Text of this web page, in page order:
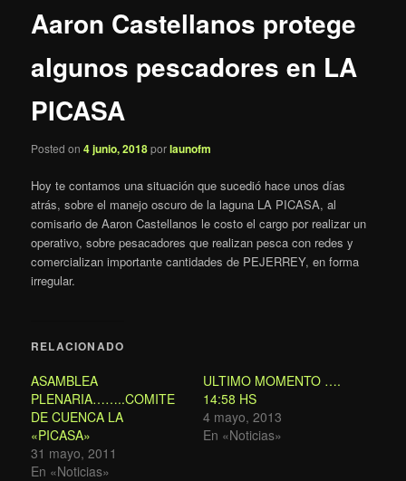
Aaron Castellanos protege
algunos pescadores en LA
PICASA
Posted on4 junio, 2018porlaunofm
Hoy te contamos una situación que sucedió hace unos días
atrás, sobre el manejo oscuro de la laguna LA PICASA, al
comisario de Aaron Castellanos le costo el cargo por realizar un
operativo, sobre pesacadores que realizan pesca con redes y
comercializan importante cantidades de PEJERREY, en forma
irregular.
RELACIONADO
ASAMBLEA
PLENARIA……..COMITE
DE CUENCA LA
«PICASA»
31 mayo, 2011
En «Noticias»
ULTIMO MOMENTO ….
14:58 HS
4 mayo, 2013
En «Noticias»